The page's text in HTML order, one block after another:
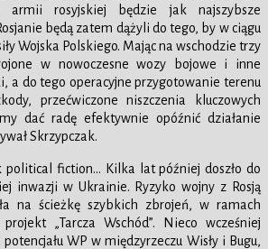
armii rosyjskiej będzie jak najszybsze
będą zatem dążyli do tego, by w ciągu
Wojska Polskiego. Mając na wschodzie trzy
w nowoczesne wozy bojowe i inne
a do tego operacyjne przygotowanie terenu
przećwiczone niszczenia kluczowych
dać radę efektywnie opóźnić działanie
Skrzypczak.
political fiction… Kilka lat później doszło do
inwazji w Ukrainie. Ryzyko wojny z Rosją
na ścieżkę szybkich zbrojeń, w ramach
„Tarcza Wschód”. Nieco wcześniej
WP w międzyrzeczu Wisły i Bugu,